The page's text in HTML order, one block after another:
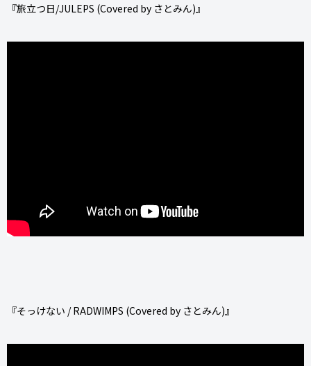
『旅立つ日/JULEPS (Covered by さとみん)』
『そっけない / RADWIMPS (Covered by さとみん)』